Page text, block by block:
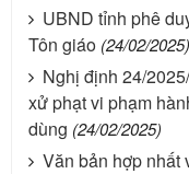
UBND tỉnh phê
Tôn giáo (24/02/2025)
Nghị định 24/
xử phạt vi phạm
dùng (24/02/2025)
Văn bản hợp nhất